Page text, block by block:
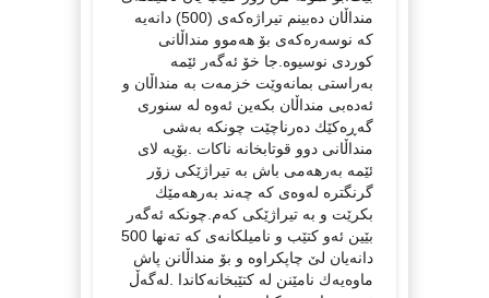
منداڵان ده‌بینم تیراژه‌كه‌ی (500) دانه‌یه‌
كه‌ نوسه‌ره‌كه‌ی بۆ هه‌موو منداڵانی
كوردی نوسیوه‌.جا خۆ ئه‌گه‌ر ئێمه‌
به‌راستی بمانه‌وێت خزمه‌ت به‌ منداڵان و
ئه‌ده‌بی منداڵان بكه‌ین ئه‌وه‌ له‌ سنوری
گه‌ڕه‌كێك ده‌رناچێت چونكه‌ به‌شی
منداڵانی دوو قوتابخانه‌ ناكات .بۆیه‌ لای
ئێمه‌ به‌رهه‌می باش به‌ تیراژێكی زۆر
گرنگتره‌ له‌وه‌ی كه‌ چه‌ند به‌رهه‌مێك
بكرێت و به‌ تیراژێكی كه‌م.چونكه‌ ئه‌گه‌ر
بێین ئه‌و كتێب و نامیلكانه‌ی كه‌ ته‌نها 500
دانه‌یان لێ چاپكراوه‌ و بۆ منداڵانن پاش
ماوه‌یه‌ك نامێنن له‌ كتێبخانه‌كاندا .له‌گه‌ڵ